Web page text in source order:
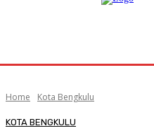
Home Kota Bengkulu
KOTA BENGKULU